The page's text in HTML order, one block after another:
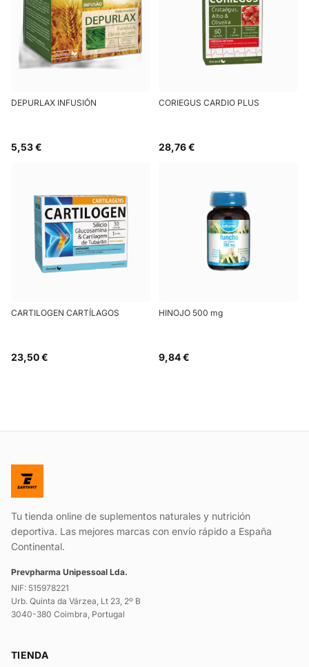
DEPURLAX INFUSIÓN
5,53 €
CORIEGUS CARDIO PLUS
28,76 €
CARTILOGEN CARTÍLAGOS
23,50 €
HINOJO 500 mg
9,84 €
Tu tienda online de suplementos naturales y nutrición
deportiva. Las mejores marcas con envío rápido a España
Continental.
Prevpharma Unipessoal Lda.
NIF: 515978221
Urb. Quinta da Várzea, Lt 23, 2º B
3040-380 Coimbra, Portugal
TIENDA